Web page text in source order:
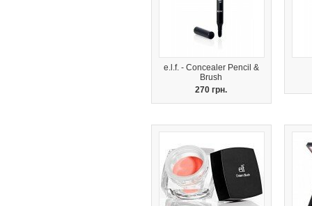
e.l.f. - Concealer Pencil &
Brush
270 грн.